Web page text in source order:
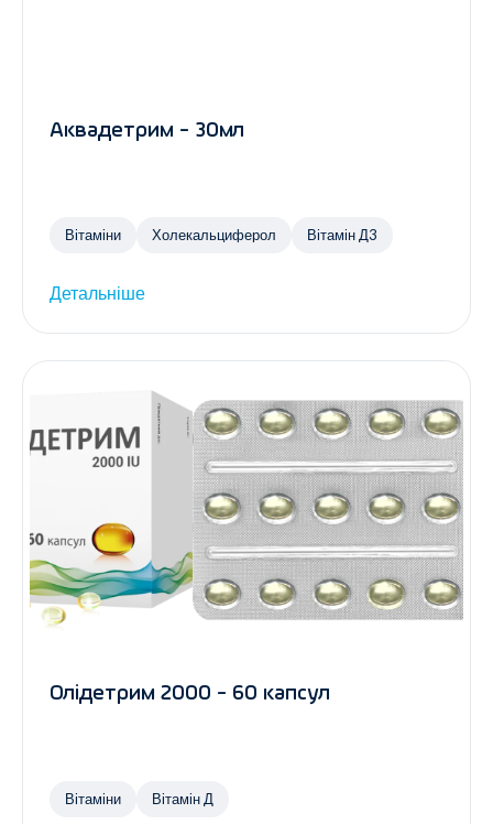
Аквадетрим - 30мл
Вітаміни Холекальциферол Вітамін Д3
Детальніше
Олідетрим 2000 - 60 капсул
Вітаміни Вітамін Д